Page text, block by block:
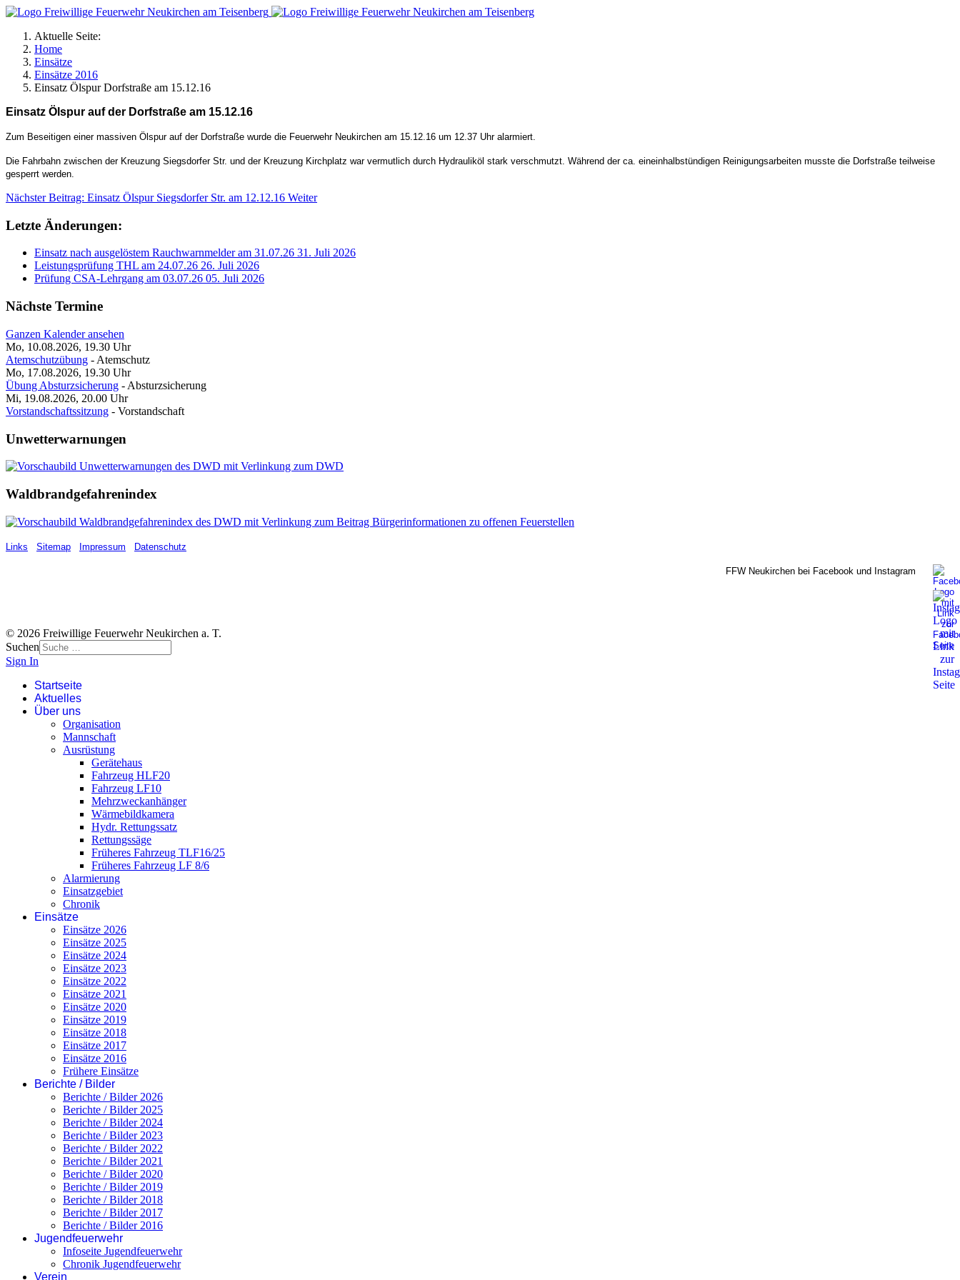
Aktuelle Seite:
Home
Einsätze
Einsätze 2016
Einsatz Ölspur Dorfstraße am 15.12.16
Einsatz Ölspur auf der Dorfstraße am 15.12.16
Zum Beseitigen einer massiven Ölspur auf der Dorfstraße wurde die Feuerwehr Neukirchen am 15.12.16 um 12.37 Uhr alarmiert.
Die Fahrbahn zwischen der Kreuzung Siegsdorfer Str. und der Kreuzung Kirchplatz war vermutlich durch Hydrauliköl stark verschmutzt. Während der ca. eineinhalbstündigen Reinigungsarbeiten musste die Dorfstraße teilweise
gesperrt werden.
Nächster Beitrag: Einsatz Ölspur Siegsdorfer Str. am 12.12.16 Weiter
Letzte Änderungen:
Einsatz nach ausgelöstem Rauchwarnmelder am 31.07.26 31. Juli 2026
Leistungsprüfung THL am 24.07.26 26. Juli 2026
Prüfung CSA-Lehrgang am 03.07.26 05. Juli 2026
Nächste Termine
Ganzen Kalender ansehen
Mo, 10.08.2026, 19.30 Uhr
Atemschutzübung - Atemschutz
Mo, 17.08.2026, 19.30 Uhr
Übung Absturzsicherung - Absturzsicherung
Mi, 19.08.2026, 20.00 Uhr
Vorstandschaftssitzung - Vorstandschaft
Unwetterwarnungen
Waldbrandgefahrenindex
Links Sitemap Impressum Datenschutz
FFW Neukirchen bei Facebook und Instagram
© 2026 Freiwillige Feuerwehr Neukirchen a. T.
Suchen
Sign In
Startseite
Aktuelles
Über uns
Organisation
Mannschaft
Ausrüstung
Gerätehaus
Fahrzeug HLF20
Fahrzeug LF10
Mehrzweckanhänger
Wärmebildkamera
Hydr. Rettungssatz
Rettungssäge
Früheres Fahrzeug TLF16/25
Früheres Fahrzeug LF 8/6
Alarmierung
Einsatzgebiet
Chronik
Einsätze
Einsätze 2026
Einsätze 2025
Einsätze 2024
Einsätze 2023
Einsätze 2022
Einsätze 2021
Einsätze 2020
Einsätze 2019
Einsätze 2018
Einsätze 2017
Einsätze 2016
Frühere Einsätze
Berichte / Bilder
Berichte / Bilder 2026
Berichte / Bilder 2025
Berichte / Bilder 2024
Berichte / Bilder 2023
Berichte / Bilder 2022
Berichte / Bilder 2021
Berichte / Bilder 2020
Berichte / Bilder 2019
Berichte / Bilder 2018
Berichte / Bilder 2017
Berichte / Bilder 2016
Jugendfeuerwehr
Infoseite Jugendfeuerwehr
Chronik Jugendfeuerwehr
Verein